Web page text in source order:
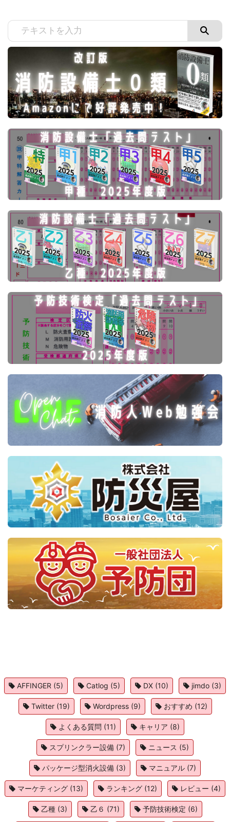
AFFINGER (5) Catlog (5) DX (10) jimdo (3)
Twitter(19) Wordpress(9) おすすめ (12)
よくある質問 (11) キャリア (8)
スプリンクラー設備 (7) ニュース (5)
パッケージ型消火設備 (3) マニュアル (7)
マーケティング (13) ランキング (12) レビュー (4)
乙種(3) 乙６ (71) 予防技術検定 (6)